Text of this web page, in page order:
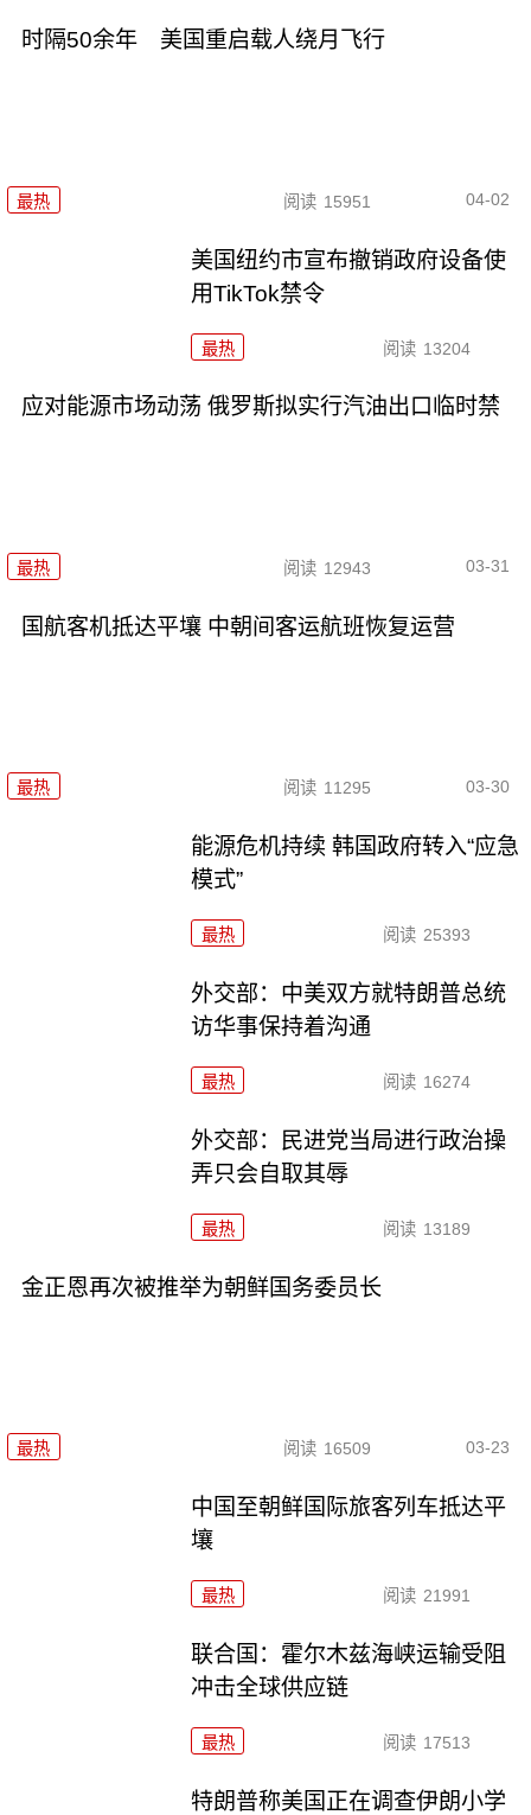
时隔50余年 美国重启载人绕月飞行
最热 阅读 15951 04-02
美国纽约市宣布撤销政府设备使
用TikTok禁令
最热 阅读 13204
应对能源市场动荡 俄罗斯拟实行汽油出口临时禁
最热 阅读 12943 03-31
国航客机抵达平壤 中朝间客运航班恢复运营
最热 阅读 11295 03-30
能源危机持续 韩国政府转入“应急
模式”
最热 阅读 25393
外交部：中美双方就特朗普总统
访华事保持着沟通
最热 阅读 16274
外交部：民进党当局进行政治操
弄只会自取其辱
最热 阅读 13189
金正恩再次被推举为朝鲜国务委员长
最热 阅读 16509 03-23
中国至朝鲜国际旅客列车抵达平
壤
最热 阅读 21991
联合国：霍尔木兹海峡运输受阻
冲击全球供应链
最热 阅读 17513
特朗普称美国正在调查伊朗小学